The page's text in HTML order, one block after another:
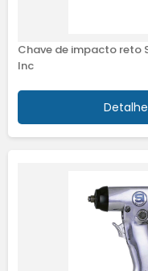
Chave de impacto reto
Inc